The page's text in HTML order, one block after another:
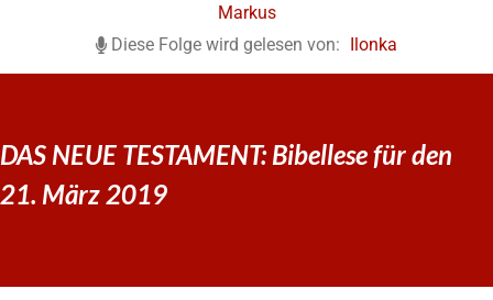
Markus
Diese Folge wird gelesen von: Ilonka
DAS NEUE TESTAMENT: Bibellese für den
21. März 2019